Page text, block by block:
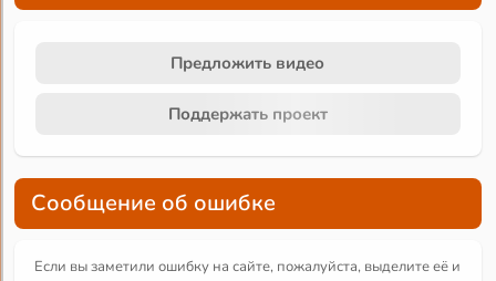
Предложить видео
Поддержать проект
Сообщение об ошибке
Если вы заметили ошибку на сайте, пожалуйста, выделите её и